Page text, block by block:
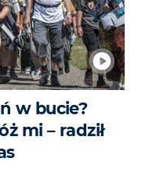
w bucie?
mi – radził